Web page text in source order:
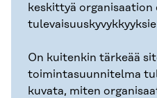
keskittyä organisaation
On kuitenkin tärkeää
toimintasuunnitelma
kuvata, miten